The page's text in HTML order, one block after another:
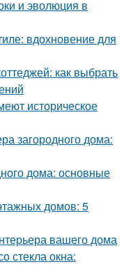
и эволюция в
вдохновение для
как выбрать
историческое
загородного дома:
дома: основные
домов: 5
вашего дома
стекла окна: